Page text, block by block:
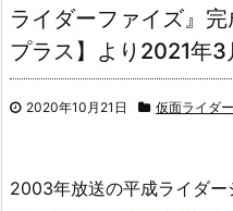
ライダーファイズ』
プラス】より2021年3
2020年10月21日 仮面ライダー
2003年放送の平成ライダ